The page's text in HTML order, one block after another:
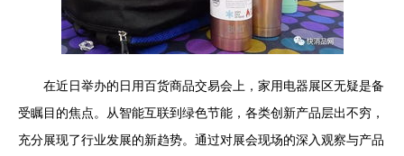
在近日举办的日用百货商品交易会上，家用电器展区无疑是备
受瞩目的焦点。从智能互联到绿色节能，各类创新产品层出不穷，
充分展现了行业发展的新趋势。通过对展会现场的深入观察与产品